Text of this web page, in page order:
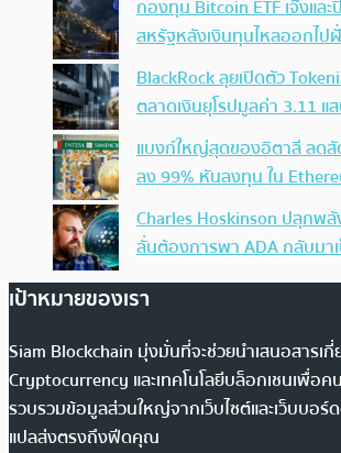
กองทุน Bitcoin ETF เจ๊งแล
สหรัฐหลังเงินทุนไหลออกไป
BlackRock ลุยเปิดตัว
ตลาดเงินยุโรปมูลค่า 3.11 แ
แบงก์ใหญ่สุดของอิตาลี ลดสั
ลง 99% หันลงทุน ใน
Charles Hoskinson ปลุกพ
ลั่นต้องการพา ADA กลับมา
เป้าหมายของเรา
Siam Blockchain มุ่งมั่นที่จะช่วยนำเสนอสารเ
Cryptocurrency และเทคโนโลยีบล็อกเชนเพื่อค
รวบรวมข้อมูลส่วนใหญ่จากเว็บไซต์และเว็บบอร์
แปลส่งตรงถึงฟีดคุณ